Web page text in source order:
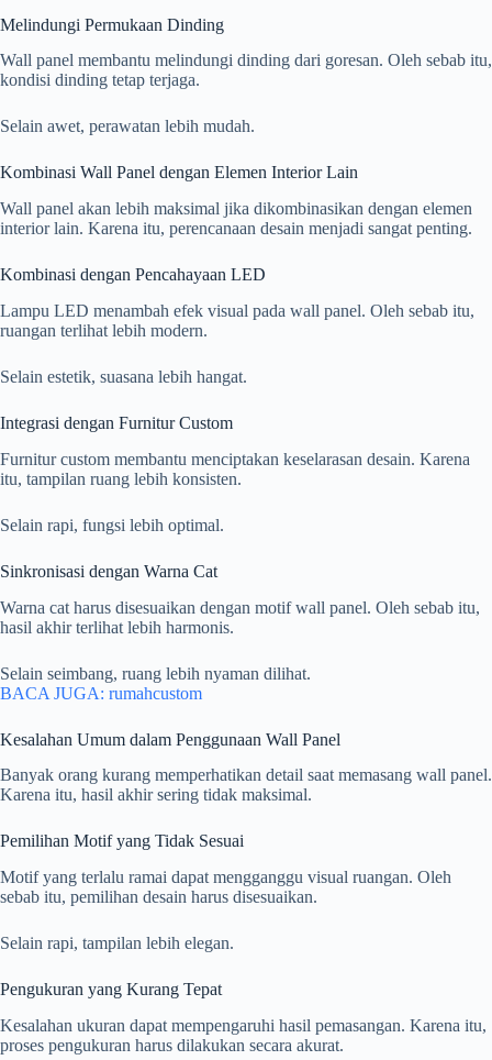
Melindungi Permukaan Dinding
Wall panel membantu melindungi dinding dari goresan. Oleh sebab itu,
kondisi dinding tetap terjaga.
Selain awet, perawatan lebih mudah.
Kombinasi Wall Panel dengan Elemen Interior Lain
Wall panel akan lebih maksimal jika dikombinasikan dengan elemen
interior lain. Karena itu, perencanaan desain menjadi sangat penting.
Kombinasi dengan Pencahayaan LED
Lampu LED menambah efek visual pada wall panel. Oleh sebab itu,
ruangan terlihat lebih modern.
Selain estetik, suasana lebih hangat.
Integrasi dengan Furnitur Custom
Furnitur custom membantu menciptakan keselarasan desain. Karena
itu, tampilan ruang lebih konsisten.
Selain rapi, fungsi lebih optimal.
Sinkronisasi dengan Warna Cat
Warna cat harus disesuaikan dengan motif wall panel. Oleh sebab itu,
hasil akhir terlihat lebih harmonis.
Selain seimbang, ruang lebih nyaman dilihat.
BACA JUGA: rumahcustom
Kesalahan Umum dalam Penggunaan Wall Panel
Banyak orang kurang memperhatikan detail saat memasang wall panel.
Karena itu, hasil akhir sering tidak maksimal.
Pemilihan Motif yang Tidak Sesuai
Motif yang terlalu ramai dapat mengganggu visual ruangan. Oleh
sebab itu, pemilihan desain harus disesuaikan.
Selain rapi, tampilan lebih elegan.
Pengukuran yang Kurang Tepat
Kesalahan ukuran dapat mempengaruhi hasil pemasangan. Karena itu,
proses pengukuran harus dilakukan secara akurat.